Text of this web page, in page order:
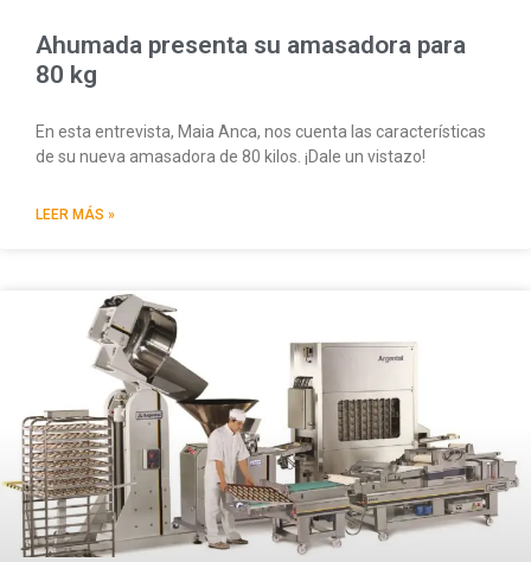
Ahumada presenta su amasadora para
80 kg
En esta entrevista, Maia Anca, nos cuenta las características
de su nueva amasadora de 80 kilos. ¡Dale un vistazo!
LEER MÁS »